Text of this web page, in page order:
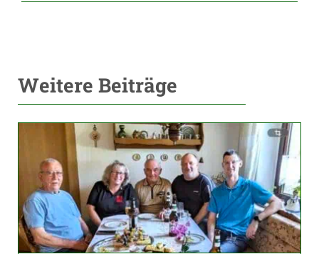
Weitere Beiträge